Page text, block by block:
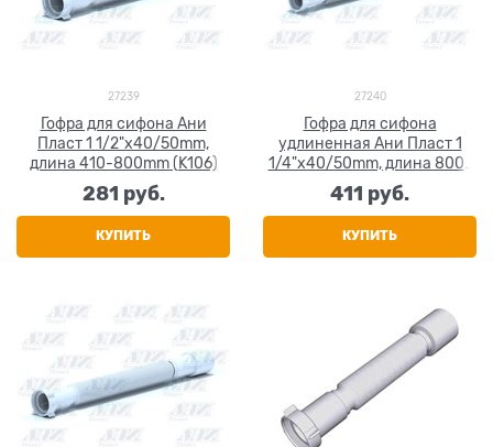
27239
Гофра для сифона Ани
Пласт 1 1/2"x40/50mm,
длина 410-800mm (K106)
281 руб.
КУПИТЬ
27240
Гофра для сифона
удлиненная Ани Пласт 1
1/4"x40/50mm, длина 800-
1550mm (K216)
411 руб.
КУПИТЬ